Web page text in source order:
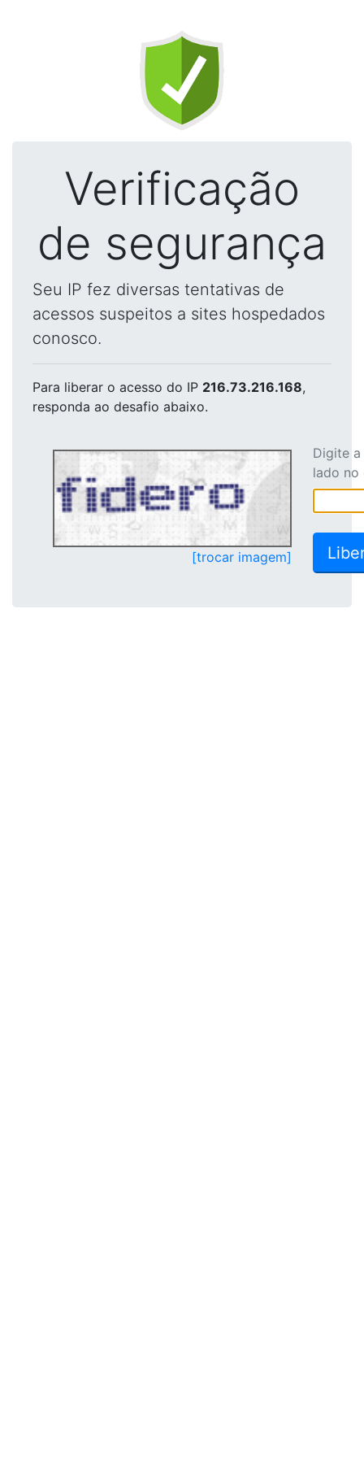
Verificação
de segurança
Seu IP fez diversas tentativas de
acessos suspeitos a sites hospedados
conosco.
Para liberar o acesso do IP 216.73.216.168,
responda ao desafio abaixo.
[trocar imagem]
Digite
lado no